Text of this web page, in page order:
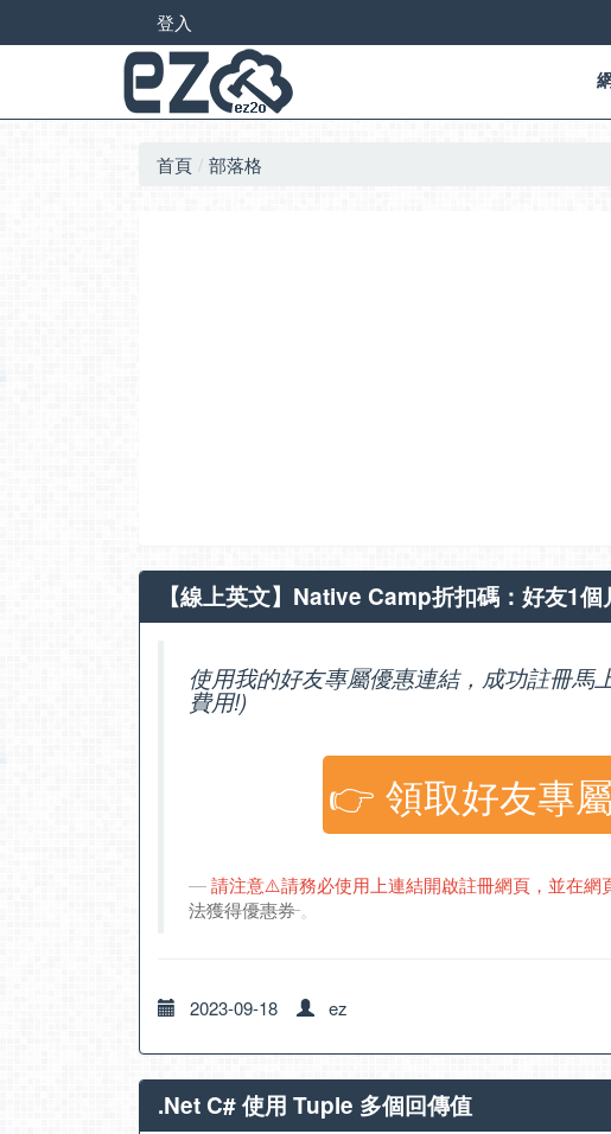
登入
首頁 部落格
【線上英文】Native Camp折扣碼：好友1
使用我的好友專屬優惠連結，成功註冊馬
費用!)
👉 領取好友專
請注意⚠️請務必使用上連結開啟註冊網頁，並在網
法獲得優惠券。
2023-09-18 ez
.Net C# 使用 Tuple 多個回傳值